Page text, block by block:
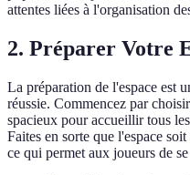
attentes liées à l'organisation
2. Préparer Votre
La préparation de l'espace est
réussie. Commencez par
spacieux pour accueillir tous
Faites en sorte que l'espace
ce qui permet aux joueurs de